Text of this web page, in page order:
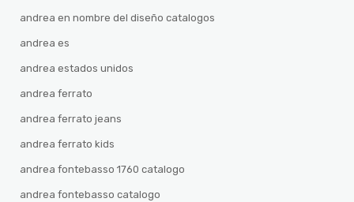
andrea en nombre del diseño catalogos
andrea es
andrea estados unidos
andrea ferrato
andrea ferrato jeans
andrea ferrato kids
andrea fontebasso 1760 catalogo
andrea fontebasso catalogo